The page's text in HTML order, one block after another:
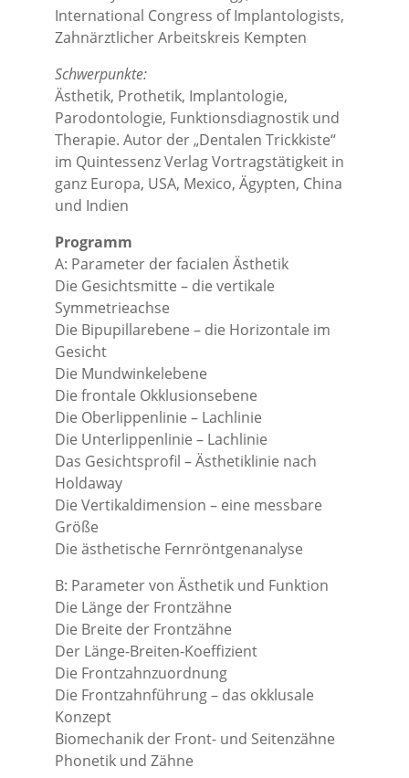
International Congress of Implantologists,
Zahnärztlicher Arbeitskreis Kempten
Schwerpunkte:
Ästhetik, Prothetik, Implantologie,
Parodontologie, Funktionsdiagnostik und
Therapie. Autor der „Dentalen Trickkiste“
im Quintessenz Verlag Vortragstätigkeit in
ganz Europa, USA, Mexico, Ägypten, China
und Indien
Programm
A: Parameter der facialen Ästhetik
Die Gesichtsmitte – die vertikale
Symmetrieachse
Die Bipupillarebene – die Horizontale im
Gesicht
Die Mundwinkelebene
Die frontale Okklusionsebene
Die Oberlippenlinie – Lachlinie
Die Unterlippenlinie – Lachlinie
Das Gesichtsprofil – Ästhetiklinie nach
Holdaway
Die Vertikaldimension – eine messbare
Größe
Die ästhetische Fernröntgenanalyse
B: Parameter von Ästhetik und Funktion
Die Länge der Frontzähne
Die Breite der Frontzähne
Der Länge-Breiten-Koeffizient
Die Frontzahnzuordnung
Die Frontzahnführung – das okklusale
Konzept
Biomechanik der Front- und Seitenzähne
Phonetik und Zähne